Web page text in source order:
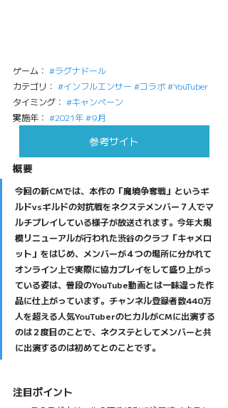
ゲーム： #ラグナドール
カテゴリ： #インフルエンサー #コラボ#YouTuber
タイミング： #キャンペーン
実施年： #2021年#9月
参考サイト
概要
今回の新CMでは、本作の「魔境争奪戦」というギ
ルドvsギルドの対抗戦をネクステメンバー７人でマ
ルチプレイしている様子が放送されます。今年大規
模リニューアルが行われた渋谷のクラブ「キャメロ
ット」をはじめ、メンバーが４つの場所に分かれて
オンライン上で実際に協力プレイをして盛り上がっ
ている姿は、普段のYouTube動画とは一味違った作
品に仕上がっています。チャンネル登録者数440万
人を超える人気YouTuberのヒカルがCMに出演する
のは２度目のことで、ネクステとしてメンバーと共
に出演するのは初めてとのことです。
注目ポイント